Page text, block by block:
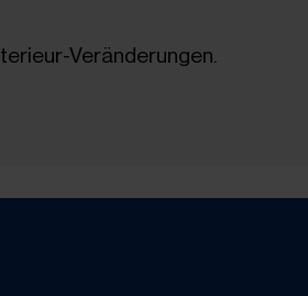
Veränderungen.